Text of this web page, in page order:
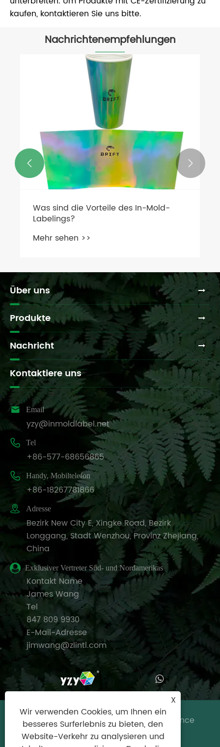
kaufen, kontaktieren Sie uns bitte.
Nachrichtenempfehlungen
Was sind die Vorteile des In-Mold-
Labelings?
Mehr sehen >>
 
Über uns
Produkte
Nachricht
Kontaktiere uns
 Email
yzy@inmoldlabel.net
 Tel
+86-577-68656865
 Handy, Mobiltelefon
+86-18267781866
 Adresse
Bezirk New City E, Xingke Road, Bezirk
Longgang, Stadt Wenzhou, Provinz Zhejiang,
China
Exklusiver Vertreter Süd- und Nordamerikas
Kontakt Name
James Wang
Tel
847 809 9930
E-Mail-Adresse
jimwang@zlintl.com
Copyright © 2024 Zhejiang Zhongyu Science
and Technology Co., Ltd. Alle Rechte
X
Wir verwenden Cookies, um Ihnen ein
besseres Surferlebnis zu bieten, den
Website-Verkehr zu analysieren und